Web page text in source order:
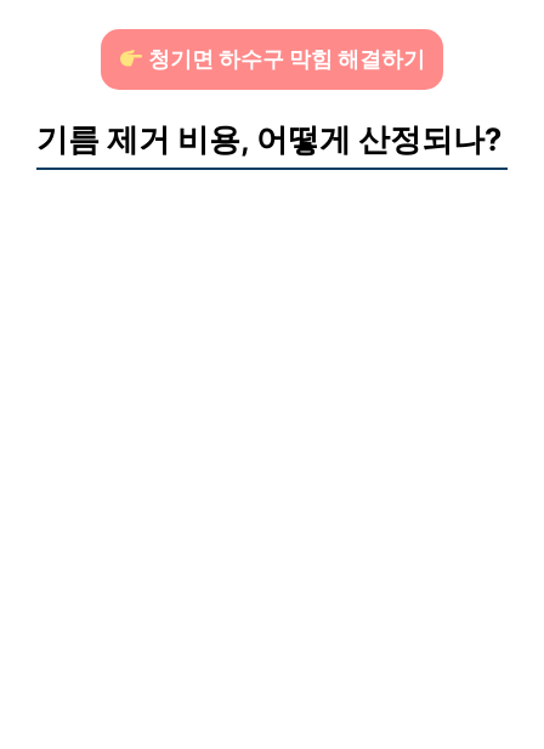
청기면 하수구 막힘 해결하기
기름 제거 비용, 어떻게 산정되나?